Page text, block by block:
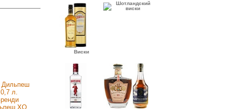
Дильпеш
л.
Виски
Шотландский
виски